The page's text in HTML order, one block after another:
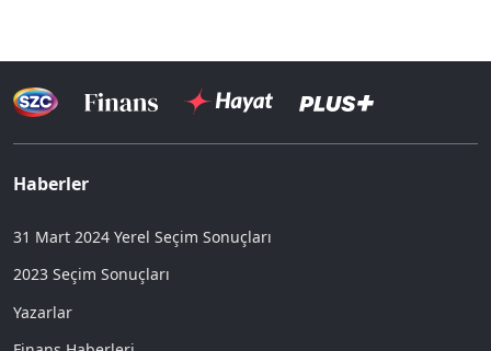
Haberler
31 Mart 2024 Yerel Seçim Sonuçları
2023 Seçim Sonuçları
Yazarlar